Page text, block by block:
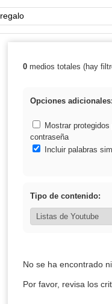
Palabra o frase:
Resultados
0medios totales (hay
Opciones adicionales:
Mostrar protegidos
contraseña
Incluir palabras
Tipo de contenido:
No se ha encontrado
Por favor, revisa los